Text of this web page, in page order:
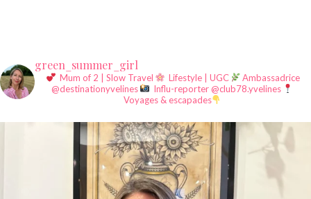
green_summer_girl
Mum of 2 | Slow Travel Lifestyle | UGC
Ambassadrice
@destinationyvelines
Influ-reporter @club78.yvelines
Voyages & escapades